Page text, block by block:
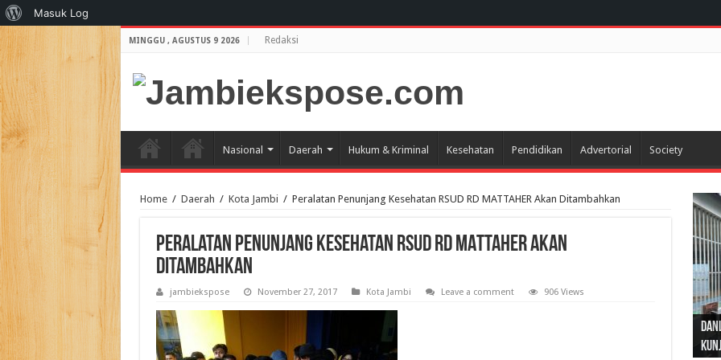
MINGGU , AGUSTUS 9 2026 Redaksi
Nasional Daerah Hukum & Kriminal Kesehatan Pendidikan Advertorial Society
Home / Daerah / Kota Jambi / Peralatan Penunjang Kesehatan RSUD RD MATTAHER Akan Ditambahkan
Peralatan Penunjang Kesehatan RSUD RD MATTAHER Akan
Ditambahkan
jambiekspose November 27, 2017 Kota Jambi Leave a comment 906 Views
Tentang
WordPress
Masuk Log